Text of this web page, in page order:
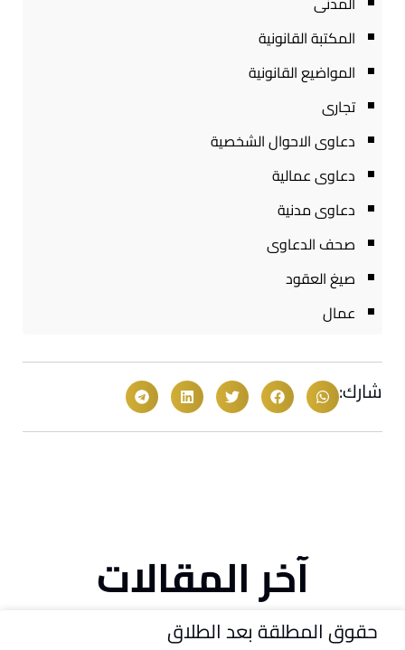
المكتبة القانونية
المواضيع القانونية
تجارى
دعاوى الاحوال الشخصية
دعاوى عمالية
دعاوى مدنية
صحف الدعاوى
صيغ العقود
عمال
شارك:
آخر المقالات
حقوق المطلقة بعد الطلاق